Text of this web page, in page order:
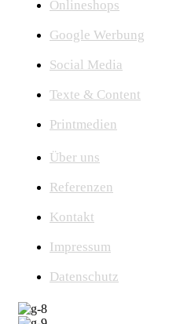
Onlineshops
Google Werbung
Social Media
Texte & Content
Printmedien
Über uns
Referenzen
Kontakt
Impressum
Datenschutz